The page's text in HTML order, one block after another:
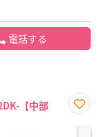
電話する
【中部
に入